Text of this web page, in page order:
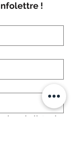
!
sur la liste de